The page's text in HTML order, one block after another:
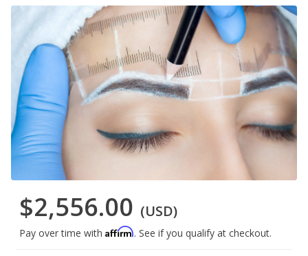
$2,556.00 (USD)
Pay over time with Affirm. See if you qualify at checkout.